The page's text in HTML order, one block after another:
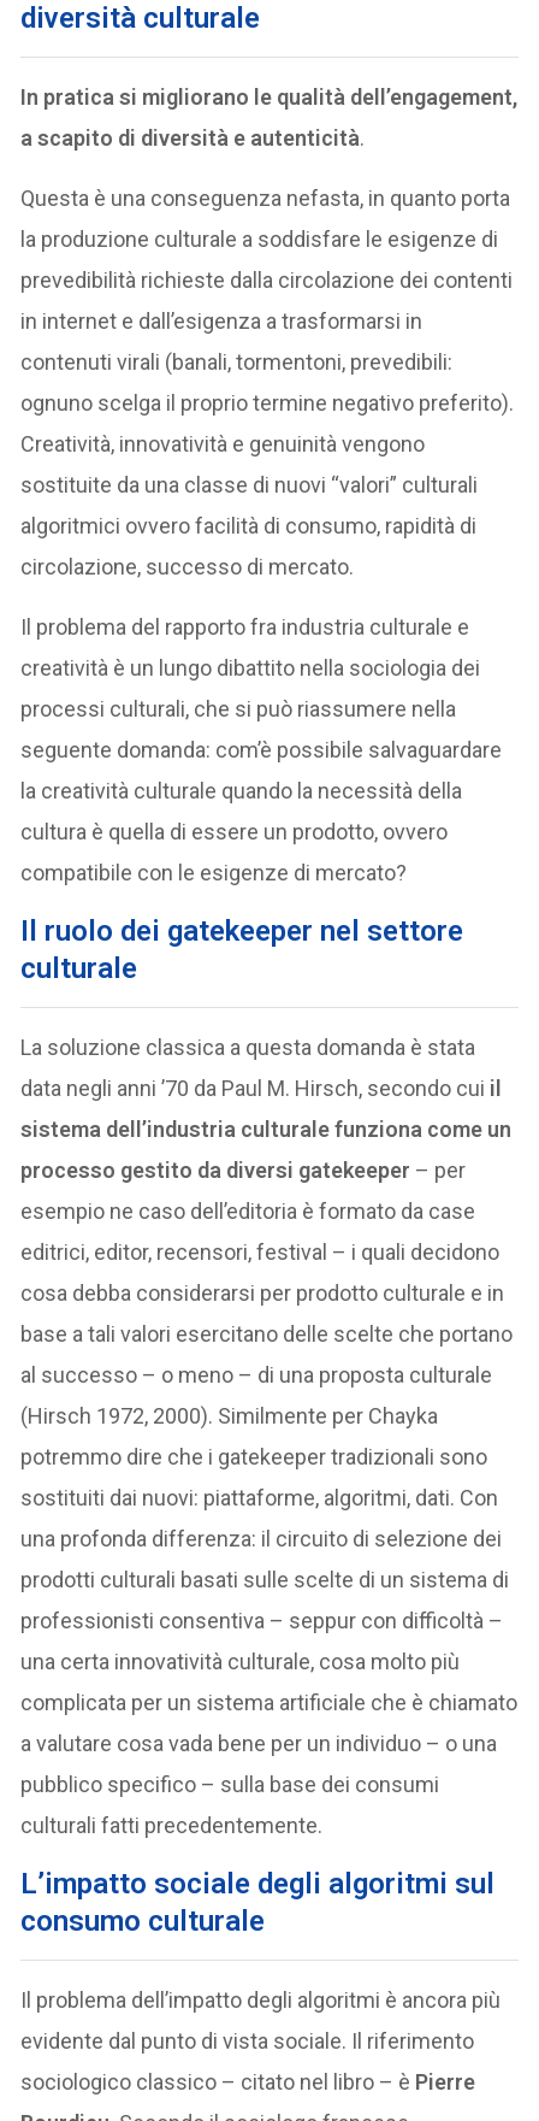
diversità culturale
In pratica si migliorano le qualità dell’engagement,
a scapito di diversità e autenticità.
Questa è una conseguenza nefasta, in quanto porta
la produzione culturale a soddisfare le esigenze di
prevedibilità richieste dalla circolazione dei contenti
in internet e dall’esigenza a trasformarsi in
contenuti virali (banali, tormentoni, prevedibili:
ognuno scelga il proprio termine negativo preferito).
Creatività, innovatività e genuinità vengono
sostituite da una classe di nuovi “valori” culturali
algoritmici ovvero facilità di consumo, rapidità di
circolazione, successo di mercato.
Il problema del rapporto fra industria culturale e
creatività è un lungo dibattito nella sociologia dei
processi culturali, che si può riassumere nella
seguente domanda: com’è possibile salvaguardare
la creatività culturale quando la necessità della
cultura è quella di essere un prodotto, ovvero
compatibile con le esigenze di mercato?
Il ruolo dei gatekeeper nel settore
culturale
La soluzione classica a questa domanda è stata
data negli anni ’70 da Paul M. Hirsch, secondo cui il
sistema dell’industria culturale funziona come un
processo gestito da diversi gatekeeper – per
esempio ne caso dell’editoria è formato da case
editrici, editor, recensori, festival – i quali decidono
cosa debba considerarsi per prodotto culturale e in
base a tali valori esercitano delle scelte che portano
al successo – o meno – di una proposta culturale
(Hirsch 1972, 2000). Similmente per Chayka
potremmo dire che i gatekeeper tradizionali sono
sostituiti dai nuovi: piattaforme, algoritmi, dati. Con
una profonda differenza: il circuito di selezione dei
prodotti culturali basati sulle scelte di un sistema di
professionisti consentiva – seppur con difficoltà –
una certa innovatività culturale, cosa molto più
complicata per un sistema artificiale che è chiamato
a valutare cosa vada bene per un individuo – o una
pubblico specifico – sulla base dei consumi
culturali fatti precedentemente.
L’impatto sociale degli algoritmi sul
consumo culturale
Il problema dell’impatto degli algoritmi è ancora più
evidente dal punto di vista sociale. Il riferimento
sociologico classico – citato nel libro – è Pierre